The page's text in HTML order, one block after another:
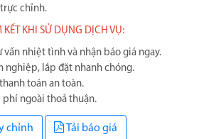
chỉnh.
KHI SỬ DỤNG DỊCH VỤ:
nhiệt tình và nhận báo giá ngay.
nghiệp, lắp đặt nhanh chóng.
toán an toàn.
phí ngoài thoả thuận.
chỉnh Tải báo giá